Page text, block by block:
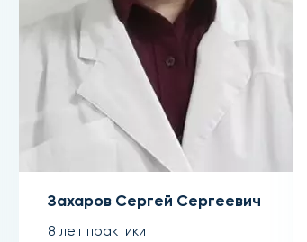
Захаров Сергей Сергеевич
8 лет практики